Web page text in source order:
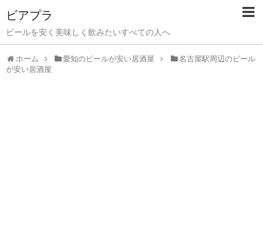
ビアプラ
ビールを安く美味しく飲みたいすべての人へ
ホーム 愛知のビールが安い居酒屋
名古屋駅周辺のビール
が安い居酒屋